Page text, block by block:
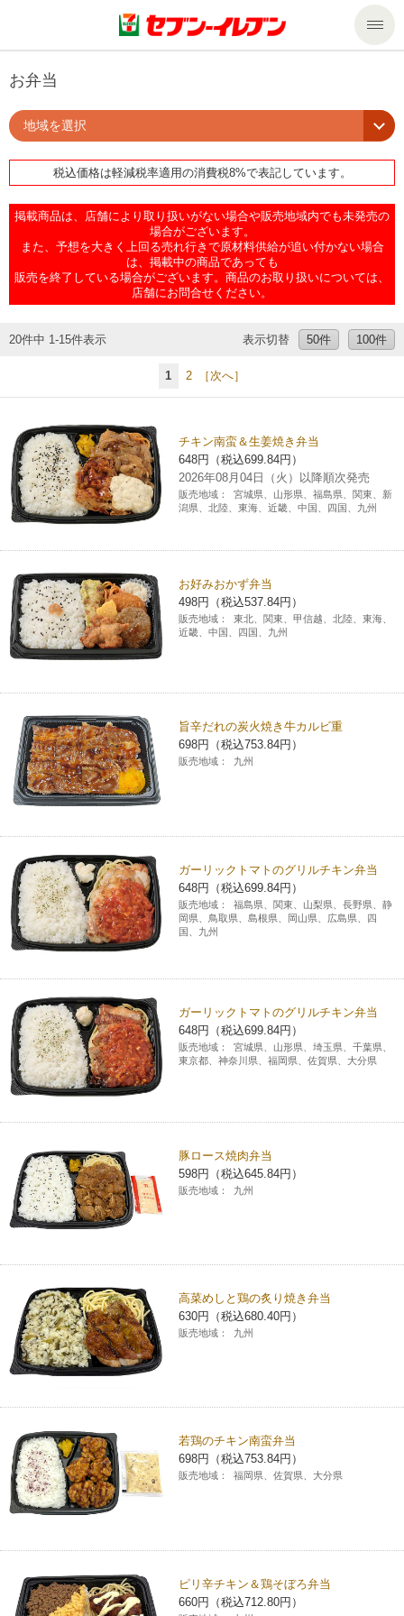
商品のご案内
商品のご案内トップ
今週の新商品
商品カテゴリ一覧
食の安全・安心への取組み
ギフト
プリペイドカード・金券
セール・キャンペーン
サービス
nanacoトップ
マルチコピー機でできることトップ
コピー
プリント
ファクス
チケット
スポーツ振興くじ
行政サービス
保険
学び・教育
宅配便
切手・はがき・印紙
セブン銀行ATM
ご利用可能なお支払い方法
各種料金のお支払い
レジでApple Accountにチャージ
オンラインフォトサービス
宅配ロッカー（店舗限定）
自転車シェアリング（店舗限定）
モバイルバッテリーシェアリング（店舗限定）
モバイルWi-Fiバッテリーシェアリング（店舗限定）
荷物預かりサービス「ecbocloakエクボクローク」（店舗限定）
ソフトバンクギフト
チケットサービス
セブンチケット
チケットぴあ
イープラス
CNプレイガイド
セブン‐イレブンでお受取り
タワーレコード
セブンネットショッピング
停電時のサービス停止のお知らせ
企業情報トップ
ニュースリリース
企業理念
会社概要
沿革
国内店舗数
セブン‐イレブンの海外事業
データで見るセブン‐イレブン
セブン‐イレブンの「商品力」
セブン-イレブンの横顔
セブン-イレブンの歴史
私たちの取組み
サステナビリティ
セブン＆アイ・ホールディングスの重点課題
サステナビリティ活動基本方針
GREEN CHALLENGE 2050
4VISIONS
サステナビリティレポート
報告書ライブラリー
加盟店オーナー募集 物件募集・購入
アルバイト情報 採用情報
店舗検索
ネットショッピング
お問い合わせ
Language
English (Corporate)
简体中文(服务)
한국어(서비스)
ภาษาไทย(บริการ)
お弁当
地域を選択
税込価格は軽減税率適用の消費税8%で表記しています。
掲載商品は、店舗により取り扱いがない場合や販売地域内でも未発売の
場合がございます。
また、予想を大きく上回る売れ行きで原材料供給が追い付かない場合
は、掲載中の商品であっても
販売を終了している場合がございます。商品のお取り扱いについては、
店舗にお問合せください。
20件中 1-15件表示 表示切替 50件 100件
1 2 ［次へ］
チキン南蛮＆生姜焼き弁当
648円（税込699.84円）
2026年08月04日（火）以降順次発売
販売地域：
宮城県、山形県、福島県、関東、新
潟県、北陸、東海、近畿、中国、四国、九州
お好みおかず弁当
498円（税込537.84円）
販売地域：
東北、関東、甲信越、北陸、東海、
近畿、中国、四国、九州
旨辛だれの炭火焼き牛カルビ重
698円（税込753.84円）
販売地域： 九州
ガーリックトマトのグリルチキン弁当
648円（税込699.84円）
販売地域：
福島県、関東、山梨県、長野県、静
岡県、鳥取県、島根県、岡山県、広島県、四
国、九州
ガーリックトマトのグリルチキン弁当
648円（税込699.84円）
販売地域：
宮城県、山形県、埼玉県、千葉県、
東京都、神奈川県、福岡県、佐賀県、大分県
豚ロース焼肉弁当
598円（税込645.84円）
販売地域： 九州
高菜めしと鶏の炙り焼き弁当
630円（税込680.40円）
販売地域： 九州
若鶏のチキン南蛮弁当
698円（税込753.84円）
販売地域： 福岡県、佐賀県、大分県
ピリ辛チキン＆鶏そぼろ弁当
660円（税込712.80円）